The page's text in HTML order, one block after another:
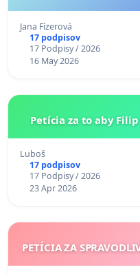
Jana Fízerová
17 podpisov
17 Podpisy / 2026
16 May 2026
Petícia za to aby
Luboš
17 podpisov
17 Podpisy / 2026
23 Apr 2026
PETÍCIA ZA